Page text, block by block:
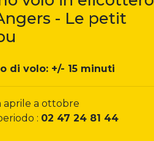
- Le petit
di volo: +/- 15 minuti
aprile a ottobre
: 02 47 24 81 44